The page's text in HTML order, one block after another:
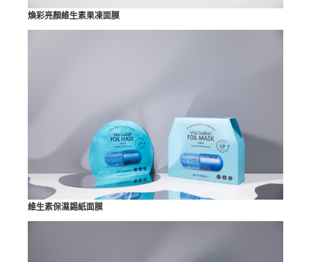
煥彩亮顏維生素果凍面膜
維生素保濕錫紙面膜